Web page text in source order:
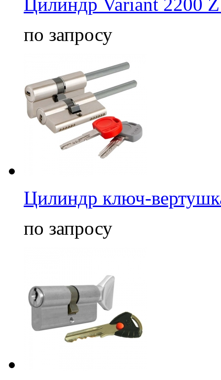
по запросу
Цилиндр ключ-
по запросу